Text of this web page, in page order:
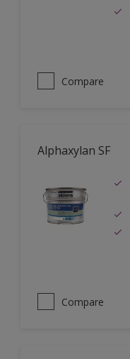
Compare
Alphaxylan SF
Compare